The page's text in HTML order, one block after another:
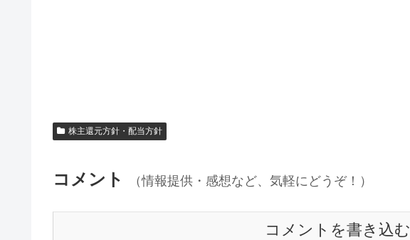
株主還元方針・配当方針
コメント （情報提供・感想など、気軽にどうぞ！）
コメントを書き込む